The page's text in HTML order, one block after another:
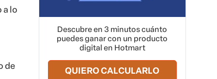
a lo
de
Descubre en 3 minutos cuánto
puedes ganar con un producto
digital en Hotmart
QUIERO CALCULARLO